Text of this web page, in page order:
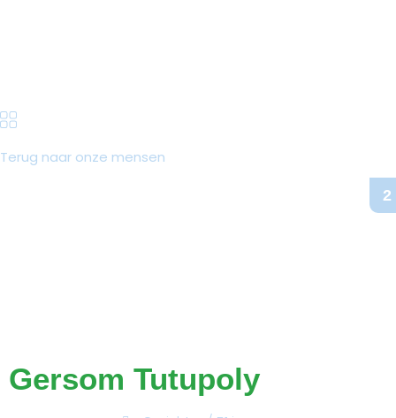
Terug naar onze mensen
Gersom Tutupoly
2